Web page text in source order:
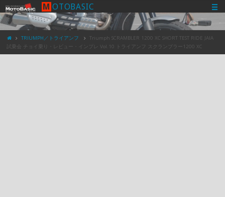
M OTOBASIC
TRIUMPH／トライアンフ
Triumph SCRAMBLER 1200 XC SHORT TEST RIDE JAIA
試乗会 チョイ乗り・レビュー・インプレ Vol.10 トライアンフ スクランブラー1200 XC